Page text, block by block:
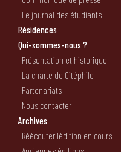
Le journal des étudiants
Résidences
Qui-sommes-nous ?
Présentation et historique
La charte de Citéphilo
Partenariats
Nous contacter
Archives
Réécouter l’édition en cours